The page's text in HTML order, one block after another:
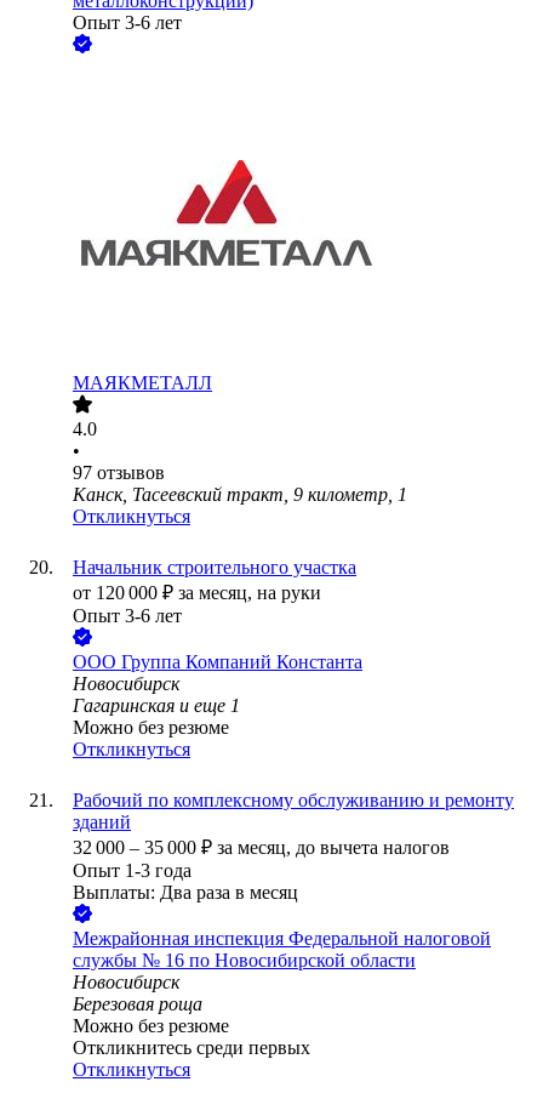
Опыт 3-6 лет
МАЯКМЕТАЛЛ
4.0
•
97 отзывов
Канск, Тасеевский тракт, 9 километр, 1
Откликнуться
Начальник строительного участка
от 120 000 ₽ за месяц, на руки
Опыт 3-6 лет
ООО Группа Компаний Константа
Новосибирск
Гагаринская и еще 1
Можно без резюме
Откликнуться
Рабочий по комплексному обслуживанию и ремонту
зданий
32 000 – 35 000 ₽ за месяц, до вычета налогов
Опыт 1-3 года
Выплаты: Два раза в месяц
Межрайонная инспекция Федеральной налоговой
службы № 16 по Новосибирской области
Новосибирск
Березовая роща
Можно без резюме
Откликнитесь среди первых
Откликнуться